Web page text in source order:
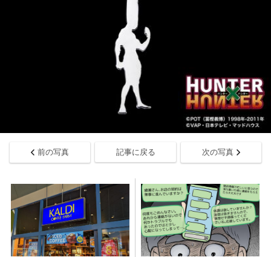
前の写真 記事に戻る 次の写真